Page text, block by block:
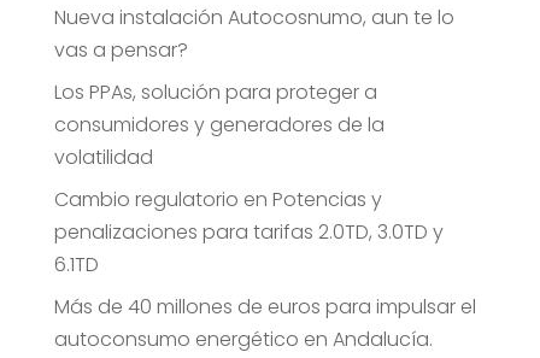
Nueva instalación Autocosnumo, aun te lo
vas a pensar?
Los PPAs, solución para proteger a
consumidores y generadores de la
volatilidad
Cambio regulatorio en Potencias y
penalizaciones para tarifas 2.0TD, 3.0TD y
6.1TD
Más de 40 millones de euros para impulsar el
autoconsumo energético en Andalucía.